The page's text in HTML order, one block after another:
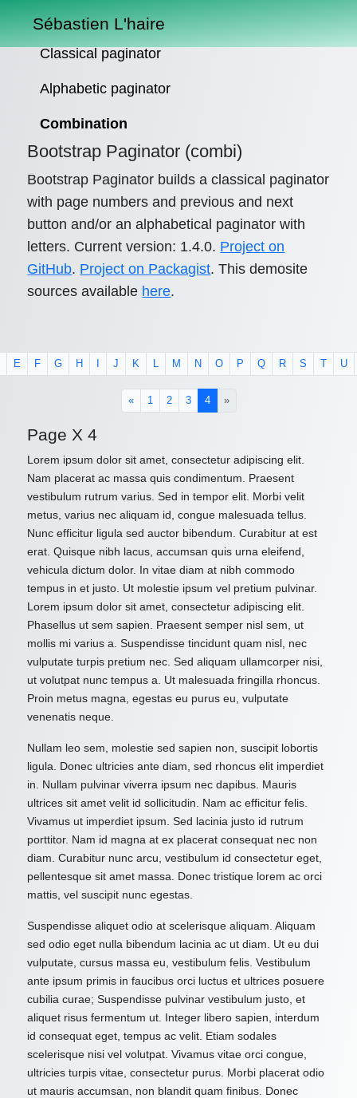
Sébastien L'haire
Classical paginator
Alphabetic paginator
Combination
Bootstrap Paginator (combi)
Bootstrap Paginator builds a classical paginator
with page numbers and previous and next
button and/or an alphabetical paginator with
letters. Current version: 1.4.0. Project on
GitHub. Project on Packagist. This demosite
sources available here.
E F G H J K L M N O P Q R S U
« 1 2 3 4(current)
»
Page X 4
Lorem ipsum dolor sit amet, consectetur adipiscing elit.
Nam placerat ac massa quis condimentum. Praesent
vestibulum rutrum varius. Sed in tempor elit. Morbi velit
metus, varius nec aliquam id, congue malesuada tellus.
Nunc efficitur ligula sed auctor bibendum. Curabitur at est
erat. Quisque nibh lacus, accumsan quis urna eleifend,
vehicula dictum dolor. In vitae diam at nibh commodo
tempus in et justo. Ut molestie ipsum vel pretium pulvinar.
Lorem ipsum dolor sit amet, consectetur adipiscing elit.
Phasellus ut sem sapien. Praesent semper nisl sem, ut
mollis mi varius a. Suspendisse tincidunt quam nisl, nec
vulputate turpis pretium nec. Sed aliquam ullamcorper nisi,
ut volutpat nunc tempus a. Ut malesuada fringilla rhoncus.
Proin metus magna, egestas eu purus eu, vulputate
venenatis neque.
Nullam leo sem, molestie sed sapien non, suscipit lobortis
ligula. Donec ultricies ante diam, sed rhoncus elit imperdiet
in. Nullam pulvinar viverra ipsum nec dapibus. Mauris
ultrices sit amet velit id sollicitudin. Nam ac efficitur felis.
Vivamus ut imperdiet ipsum. Sed lacinia justo id rutrum
porttitor. Nam id magna at ex placerat consequat nec non
diam. Curabitur nunc arcu, vestibulum id consectetur eget,
pellentesque sit amet massa. Donec tristique lorem ac orci
mattis, vel suscipit nunc egestas.
Suspendisse aliquet odio at scelerisque aliquam. Aliquam
sed odio eget nulla bibendum lacinia ac ut diam. Ut eu dui
vulputate, cursus massa eu, vestibulum felis. Vestibulum
ante ipsum primis in faucibus orci luctus et ultrices posuere
cubilia curae; Suspendisse pulvinar vestibulum justo, et
aliquet risus fermentum ut. Integer libero sapien, interdum
id consequat eget, tempus ac velit. Etiam sodales
scelerisque nisi vel volutpat. Vivamus vitae orci congue,
ultricies turpis vitae, consectetur purus. Morbi placerat odio
ut mauris accumsan, non blandit quam finibus. Donec